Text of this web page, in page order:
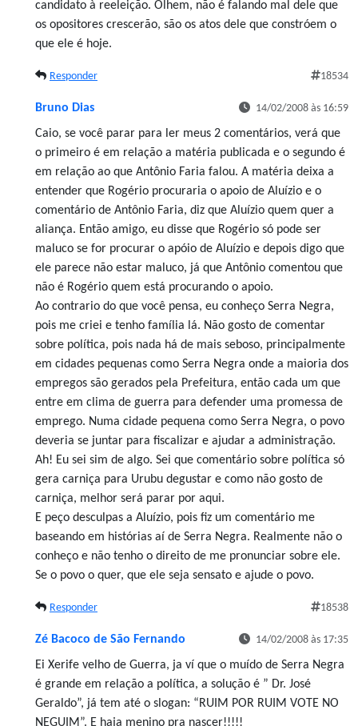
candidato à reeleição. Olhem, não é falando mal dele que
os opositores crescerão, são os atos dele que constróem o
que ele é hoje.
Responder 18534
Bruno Dias 14/02/2008 às 16:59
Caio, se você parar para ler meus 2 comentários, verá que
o primeiro é em relação a matéria publicada e o segundo é
em relação ao que Antônio Faria falou. A matéria deixa a
entender que Rogério procuraria o apoio de Aluízio e o
comentário de Antônio Faria, diz que Aluízio quem quer a
aliança. Então amigo, eu disse que Rogério só pode ser
maluco se for procurar o apóio de Aluízio e depois digo que
ele parece não estar maluco, já que Antônio comentou que
não é Rogério quem está procurando o apoio.
Ao contrario do que você pensa, eu conheço Serra Negra,
pois me criei e tenho família lá. Não gosto de comentar
sobre política, pois nada há de mais seboso, principalmente
em cidades pequenas como Serra Negra onde a maioria dos
empregos são gerados pela Prefeitura, então cada um que
entre em clima de guerra para defender uma promessa de
emprego. Numa cidade pequena como Serra Negra, o povo
deveria se juntar para fiscalizar e ajudar a administração.
Ah! Eu sei sim de algo. Sei que comentário sobre política só
gera carniça para Urubu degustar e como não gosto de
carniça, melhor será parar por aqui.
E peço desculpas a Aluízio, pois fiz um comentário me
baseando em histórias aí de Serra Negra. Realmente não o
conheço e não tenho o direito de me pronunciar sobre ele.
Se o povo o quer, que ele seja sensato e ajude o povo.
Responder 18538
Zé Bacoco de São Fernando 14/02/2008 às 17:35
Ei Xerife velho de Guerra, ja ví que o muído de Serra Negra
é grande em relação a política, a solução é ” Dr. José
Geraldo”, já tem até o slogan: “RUIM POR RUIM VOTE NO
NEGUIM”. E haja menino pra nascer!!!!!